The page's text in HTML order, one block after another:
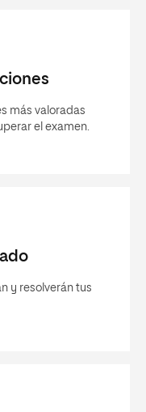
más valoradas
el examen.
y resolverán tus